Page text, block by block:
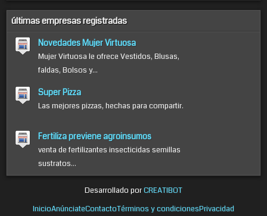
últimas empresas registradas
Novedades Mujer Virtuosa
Mujer Virtuosa le ofrece Vestidos, Blusas,
faldas, Bolsos y...
Super Pizza
Las mejores pizzas, hechas para compartir.
Fertiliza previene agroinsumos
venta de fertilizantes insecticidas semillas
sustratos...
Desarrollado porCREATIBOT
InicioAnúnciateContactoTérminos y condicionesPrivacidad